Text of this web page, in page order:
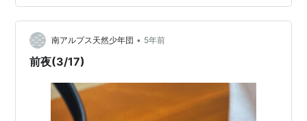
放課後プリンセス 公式ブログ - 3/20（土…
南アルプス天然少年団 • 5年前
前夜(3/17)